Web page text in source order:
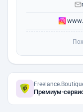
Премиум-